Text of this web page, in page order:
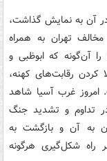
آن به نمایش گذاشت،
مخالف تهران به همراه
آن‌گونه که ابوظبی و
کردن رقابت‌های کهنه،
امروز غرب آسیا شاهد
تداوم و تشدید جنگ
به آن و بازگشت به
راه شکل‌گیری هرگونه